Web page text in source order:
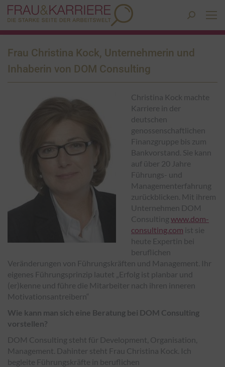
Search:
Frau Christina Kock, Unternehmerin und
Inhaberin von DOM Consulting
Christina Kock machte
Karriere in der
deutschen
genossenschaftlichen
Finanzgruppe bis zum
Bankvorstand. Sie kann
auf über 20 Jahre
Führungs- und
Managementerfahrung
zurückblicken. Mit ihrem
Unternehmen DOM
Consultingwww.dom-
consulting.com ist sie
heute Expertin bei
beruflichen
Veränderungen von Führungskräften und Management. Ihr
eigenes Führungsprinzip lautet „Erfolg ist planbar und
(er)kenne und führe die Mitarbeiter nach ihren inneren
Motivationsantreibern“
Wie kann man sich eine Beratung bei DOM Consulting
vorstellen?
DOM Consulting steht für Development, Organisation,
Management. Dahinter steht Frau Christina Kock. Ich
begleite Führungskräfte in beruflichen